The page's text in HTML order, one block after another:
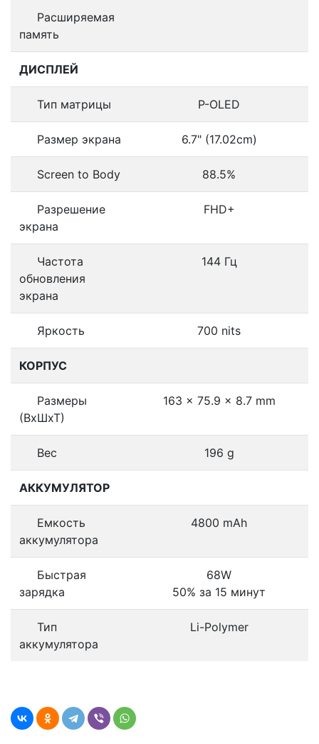
Расширяемая
память
ДИСПЛЕЙ
Тип матрицы P-OLED
Размер экрана 6.7" (17.02cm)
Screen to Body 88.5%
Разрешение
экрана
FHD+
Частота
обновления
экрана
144 Гц
Яркость 700 nits
КОРПУС
Размеры
(ВхШхТ)
163 x 75.9 x 8.7 mm
Вес 196 g
АККУМУЛЯТОР
Емкость
аккумулятора
4800 mAh
Быстрая
зарядка
68W
50% за 15 минут
Тип
аккумулятора
Li-Polymer